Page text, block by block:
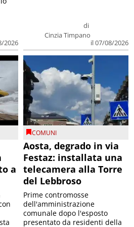
2026
di
Cinzia Timpano
il 07/08/2026
a
COMUNI
Aosta, degrado in via
Festaz: installata una
telecamera alla Torre
del Lebbroso
Prime contromosse
dell'amministrazione
comunale dopo l'esposto
presentato da residenti della